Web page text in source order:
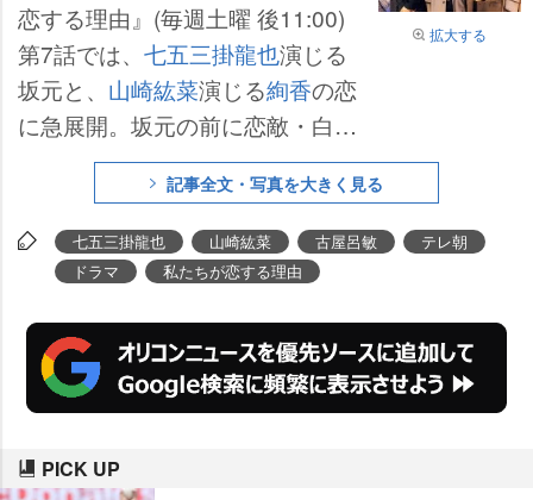
拡大する
恋する理由』(毎週土曜 後11:00)
第7話では、 七五三掛龍也演じる
坂元と、 山崎紘菜演じる絢香の恋
に急展開。坂元の前に恋敵・白石(
古屋呂敏)は現れるのだが、写真家
としても活動する古屋が撮影した
七五三掛、山崎の写真の数々が公
開された。
記事全文・写真を大きく見る
七五三掛龍也 山崎紘菜 古屋呂敏
テレ朝
ドラマ
私たちが恋する理由
PICK UP